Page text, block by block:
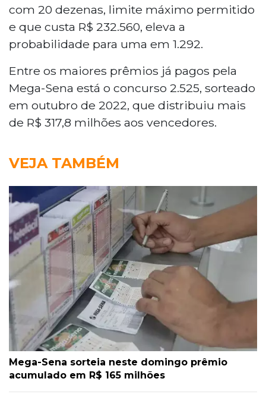
com 20 dezenas, limite máximo permitido
e que custa R$ 232.560, eleva a
probabilidade para uma em 1.292.
Entre os maiores prêmios já pagos pela
Mega-Sena está o concurso 2.525, sorteado
em outubro de 2022, que distribuiu mais
de R$ 317,8 milhões aos vencedores.
VEJA TAMBÉM
Mega-Sena sorteia neste domingo prêmio
acumulado em R$ 165 milhões